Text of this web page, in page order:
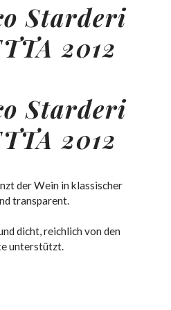
Starderi
2012
Starderi
2012
der Wein in klassischer
transparent.
dicht, reichlich von den
unterstützt.